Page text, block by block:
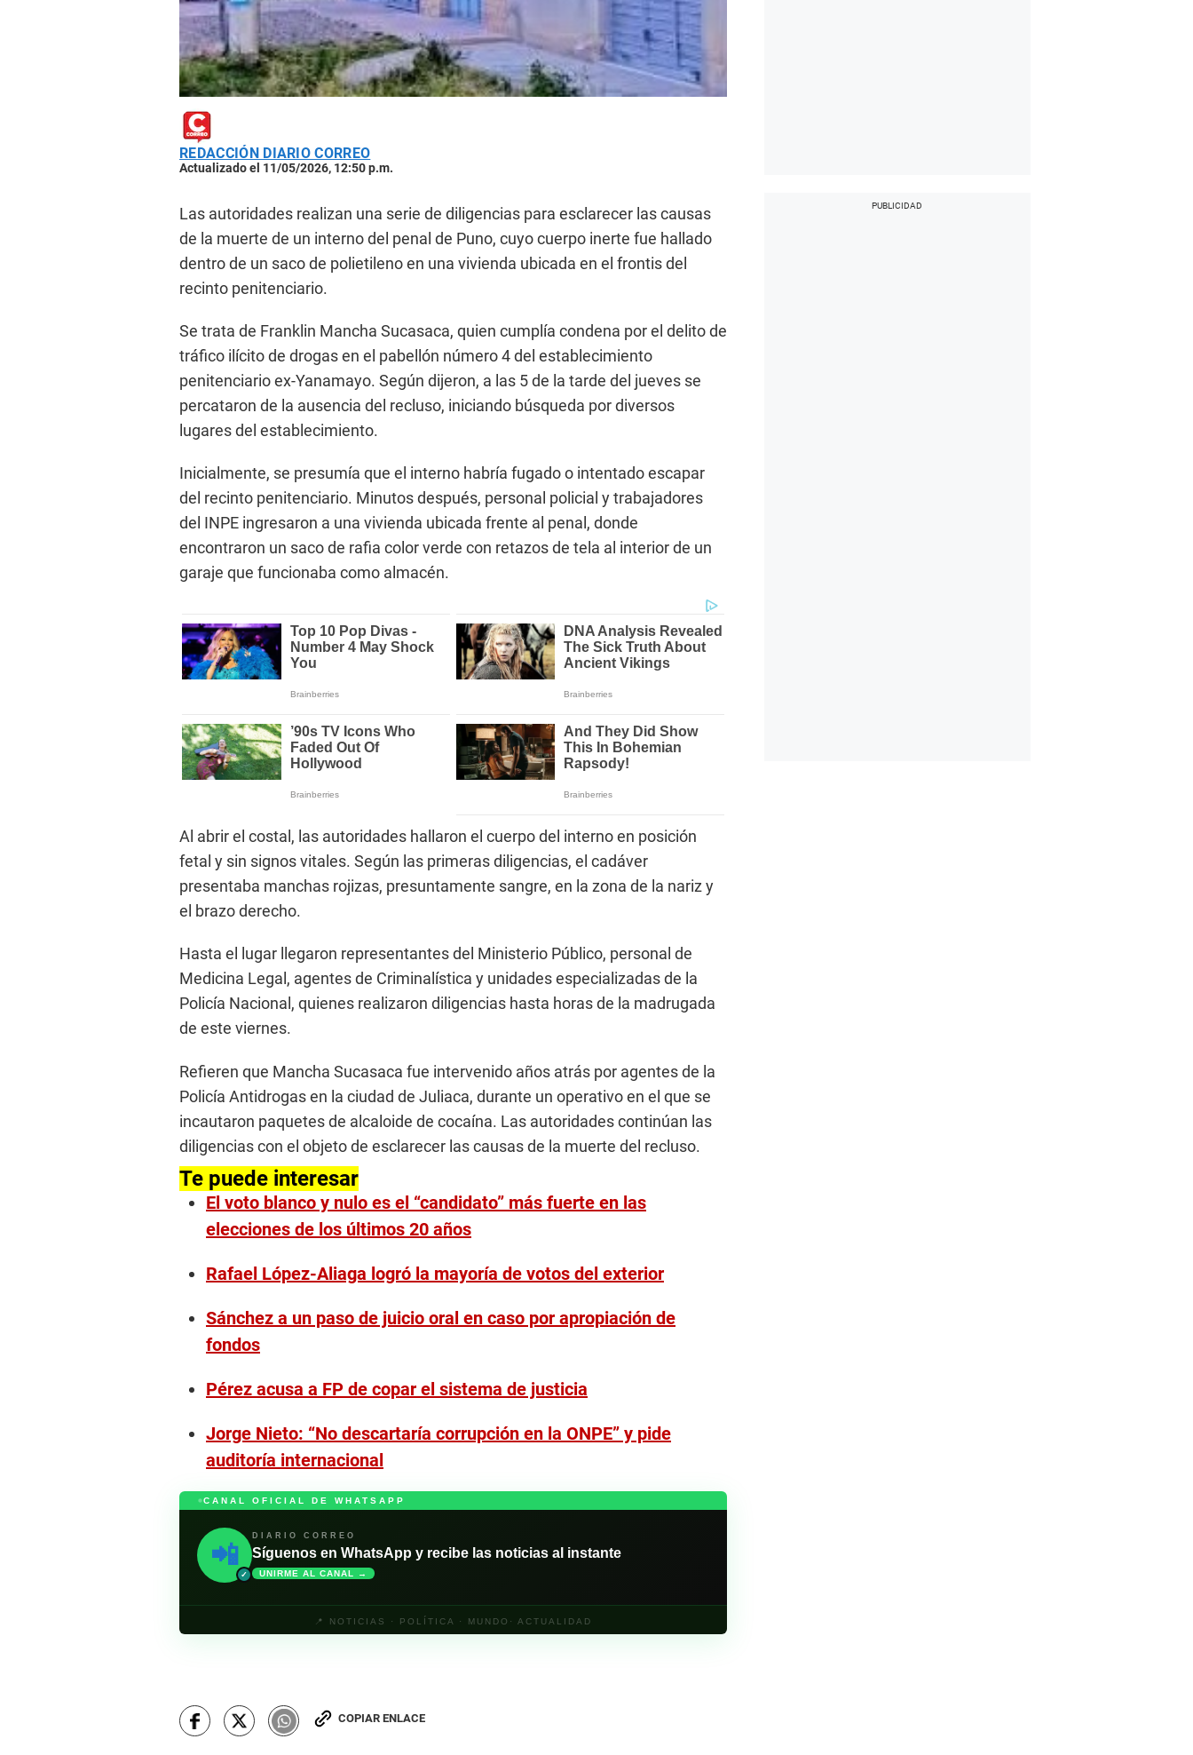
REDACCIÓN DIARIO CORREO
Actualizado el 11/05/2026, 12:50 p.m.
Las autoridades realizan una serie de diligencias para esclarecer las causas
de la muerte de un interno del penal de Puno, cuyo cuerpo inerte fue hallado
dentro de un saco de polietileno en una vivienda ubicada en el frontis del
recinto penitenciario.
Se trata de Franklin Mancha Sucasaca, quien cumplía condena por el delito de
tráfico ilícito de drogas en el pabellón número 4 del establecimiento
penitenciario ex-Yanamayo. Según dijeron, a las 5 de la tarde del jueves se
percataron de la ausencia del recluso, iniciando búsqueda por diversos
lugares del establecimiento.
Inicialmente, se presumía que el interno habría fugado o intentado escapar
del recinto penitenciario. Minutos después, personal policial y trabajadores
del INPE ingresaron a una vivienda ubicada frente al penal, donde
encontraron un saco de rafia color verde con retazos de tela al interior de un
garaje que funcionaba como almacén.
Al abrir el costal, las autoridades hallaron el cuerpo del interno en posición
fetal y sin signos vitales. Según las primeras diligencias, el cadáver
presentaba manchas rojizas, presuntamente sangre, en la zona de la nariz y
el brazo derecho.
Hasta el lugar llegaron representantes del Ministerio Público, personal de
Medicina Legal, agentes de Criminalística y unidades especializadas de la
Policía Nacional, quienes realizaron diligencias hasta horas de la madrugada
de este viernes.
Refieren que Mancha Sucasaca fue intervenido años atrás por agentes de la
Policía Antidrogas en la ciudad de Juliaca, durante un operativo en el que se
incautaron paquetes de alcaloide de cocaína. Las autoridades continúan las
diligencias con el objeto de esclarecer las causas de la muerte del recluso.
Te puede interesar
El voto blanco y nulo es el “candidato” más fuerte en las
elecciones de los últimos 20 años
Rafael López-Aliaga logró la mayoría de votos del exterior
Sánchez a un paso de juicio oral en caso por apropiación de
fondos
Pérez acusa a FP de copar el sistema de justicia
Jorge Nieto: “No descartaría corrupción en la ONPE” y pide
auditoría internacional
CANAL OFICIAL DE WHATSAPP
📲
✓
DIARIO CORREO
Síguenos en WhatsApp y recibe las noticias al instante
UNIRME AL CANAL →
📍 NOTICIAS · POLÍTICA · MUNDO· ACTUALIDAD
COPIAR ENLACE